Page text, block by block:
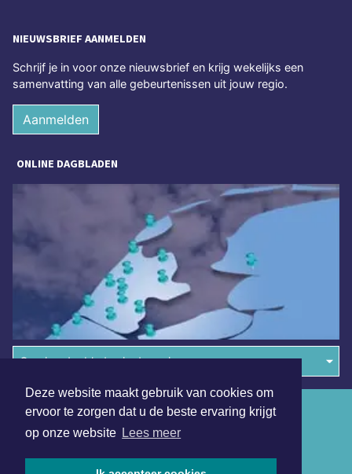
Deze website maakt gebruik van cookies om
ervoor te zorgen dat u de beste ervaring krijgt
op onze website Lees meer
NIEUWSBRIEF AANMELDEN
Schrijf je in voor onze nieuwsbrief en krijg wekelijks een
samenvatting van alle gebeurtenissen uit jouw regio.
Aanmelden
ONLINE DAGBLADEN
Overige dagbladen in de regio
Algemene voorwaarden
Disclaimer